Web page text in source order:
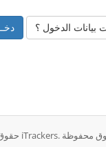
بيانات الدخول ؟